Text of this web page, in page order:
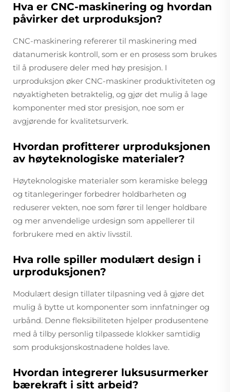
Hva er CNC-maskinering og hvordan
påvirker det urproduksjon?
CNC-maskinering refererer til maskinering med
datanumerisk kontroll, som er en prosess som brukes
til å produsere deler med høy presisjon. I
urproduksjon øker CNC-maskiner produktiviteten og
nøyaktigheten betraktelig, og gjør det mulig å lage
komponenter med stor presisjon, noe som er
avgjørende for kvalitetsurverk.
Hvordan profitterer urproduksjonen
av høyteknologiske materialer?
Høyteknologiske materialer som keramiske belegg
og titanlegeringer forbedrer holdbarheten og
reduserer vekten, noe som fører til lenger holdbare
og mer anvendelige urdesign som appellerer til
forbrukere med en aktiv livsstil.
Hva rolle spiller modulært design i
urproduksjonen?
Modulært design tillater tilpasning ved å gjøre det
mulig å bytte ut komponenter som innfatninger og
urbånd. Denne fleksibiliteten hjelper produsentene
med å tilby personlig tilpassede klokker samtidig
som produksjonskostnadene holdes lave.
Hvordan integrerer luksusurmerker
bærekraft i sitt arbeid?